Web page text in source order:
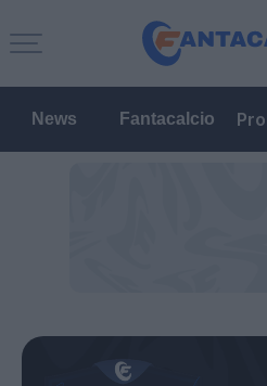
News Fantacalcio